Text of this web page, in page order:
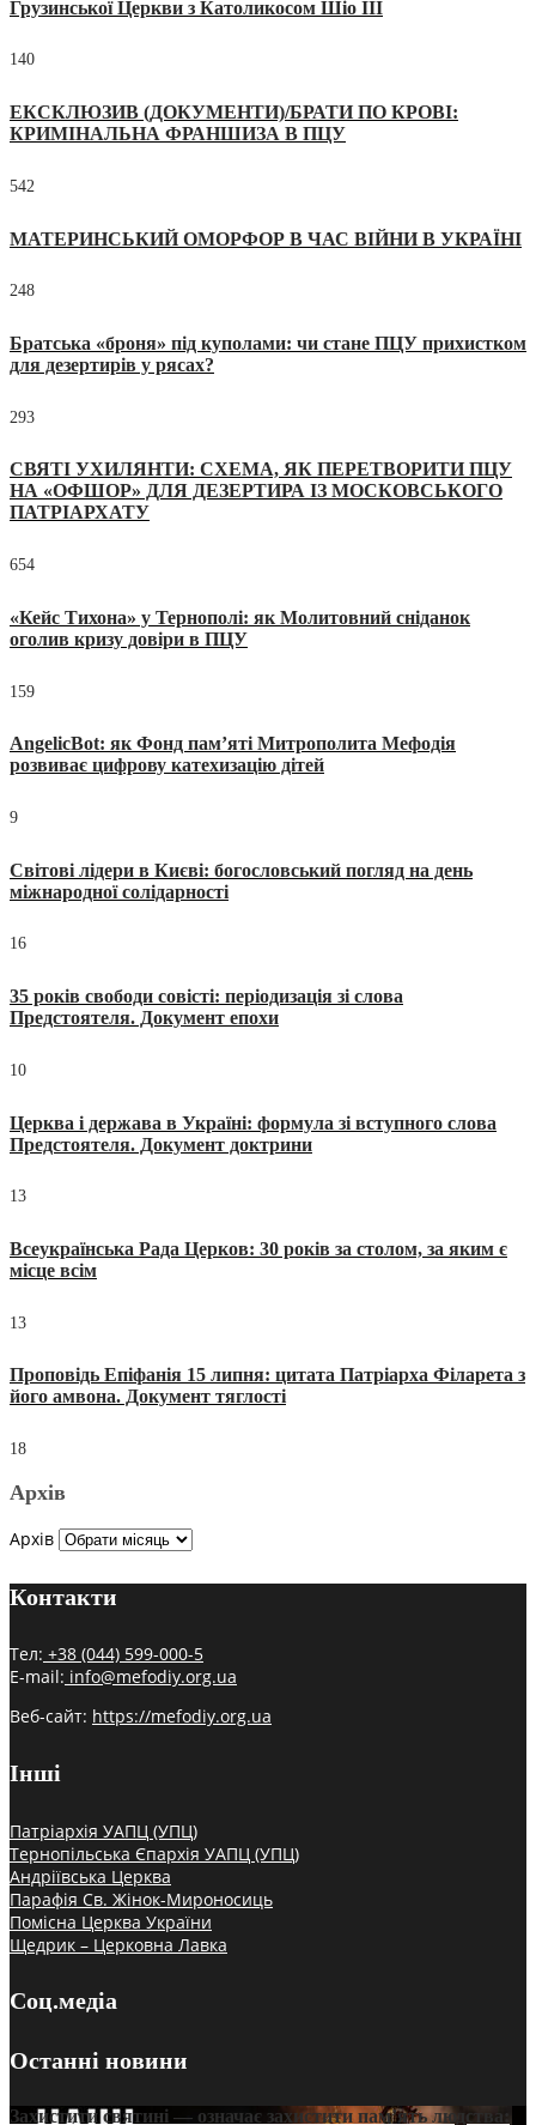
Грузинської Церкви з Католикосом Шіо III
140
ЕКСКЛЮЗИВ (ДОКУМЕНТИ)/БРАТИ ПО КРОВІ:
КРИМІНАЛЬНА ФРАНШИЗА В ПЦУ
542
МАТЕРИНСЬКИЙ ОМОРФОР В ЧАС ВІЙНИ В УКРАЇНІ
248
Братська «броня» під куполами: чи стане ПЦУ прихистком
для дезертирів у рясах?
293
СВЯТІ УХИЛЯНТИ: СХЕМА, ЯК ПЕРЕТВОРИТИ ПЦУ
НА «ОФШОР» ДЛЯ ДЕЗЕРТИРА ІЗ МОСКОВСЬКОГО
ПАТРІАРХАТУ
654
«Кейс Тихона» у Тернополі: як Молитовний сніданок
оголив кризу довіри в ПЦУ
159
AngelicBot: як Фонд пам’яті Митрополита Мефодія
розвиває цифрову катехизацію дітей
9
Світові лідери в Києві: богословський погляд на день
міжнародної солідарності
16
35 років свободи совісті: періодизація зі слова
Предстоятеля. Документ епохи
10
Церква і держава в Україні: формула зі вступного слова
Предстоятеля. Документ доктрини
13
Всеукраїнська Рада Церков: 30 років за столом, за яким є
місце всім
13
Проповідь Епіфанія 15 липня: цитата Патріарха Філарета з
його амвона. Документ тяглості
18
Архів
Архів
Контакти
Тел: +38 (044) 599-000-5
E-mail: info@mefodiy.org.ua
Веб-сайт: https://mefodiy.org.ua
Інші
Патріархія УАПЦ (УПЦ)
Тернопільська Єпархія УАПЦ (УПЦ)
Андріївська Церква
Парафія Св. Жінок-Мироносиць
Помісна Церква України
Щедрик – Церковна Лавка
Соц.медіа
Останні новини
Захистити святині — означає захистити пам’ять людства: